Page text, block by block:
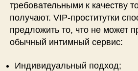
требовательными к качеству
получают. VIP-проститутки
предложить то, что не может
обычный интимный сервис:
Индивидуальный подход;